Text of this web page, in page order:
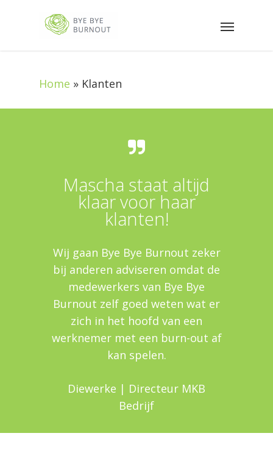
Home » Klanten
Mascha staat altijd
klaar voor haar
klanten!
Wij gaan Bye Bye Burnout zeker
bij anderen adviseren omdat de
medewerkers van Bye Bye
Burnout zelf goed weten wat er
zich in het hoofd van een
werknemer met een burn-out af
kan spelen.
Diewerke | Directeur MKB
Bedrijf